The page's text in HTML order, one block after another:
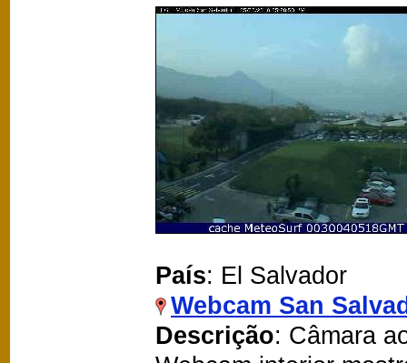
País: El Salvador
Webcam San
Descrição: Câmara